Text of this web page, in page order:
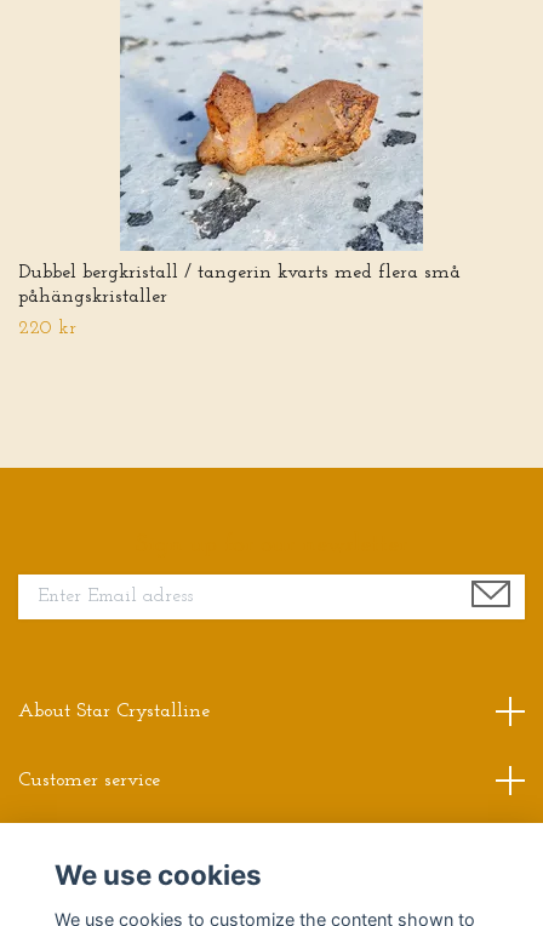
Dubbel bergkristall / tangerin kvarts med flera små
påhängskristaller
220 kr
About Star Crystalline
Customer service
Social Media
We use cookies
We use cookies to customize the content shown to